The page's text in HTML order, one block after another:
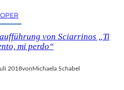
OPER
von Sciarrinos „Ti
mi perdo“
2018von Michaela Schabel